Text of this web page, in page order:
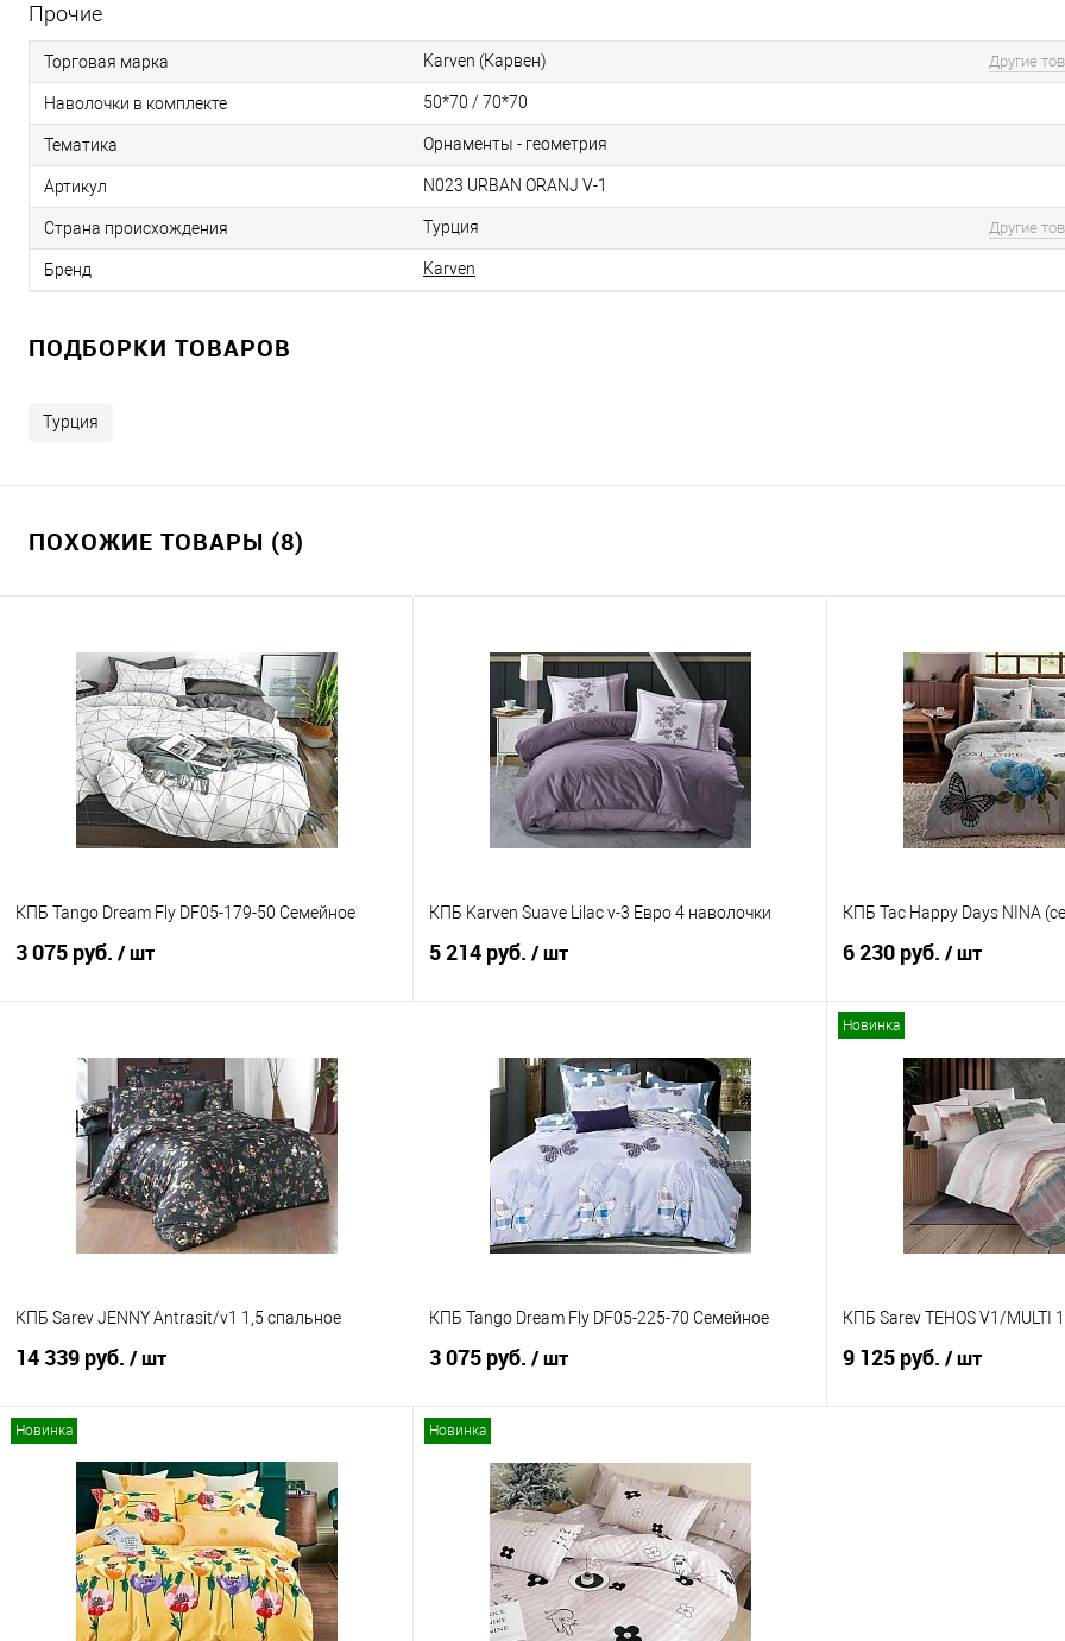
Прочие
Торговая марка Karven (Карвен) Другие
Наволочки в комплекте 50*70 / 70*70
Тематика Орнаменты - геометрия
Артикул N023 URBAN ORANJ V-1
Страна происхождения Турция Другие
Бренд Karven
ПОДБОРКИ ТОВАРОВ
Турция
ПОХОЖИЕ ТОВАРЫ (8)
КПБ Tango Dream Fly DF05-179-50 Семейное
3 075 руб. / шт
Купить в 1 клик
Сравнение
В избранное
В наличии
КПБ Karven Suave Lilac v-3 Евро 4 наволочки
5 214 руб. / шт
Купить в 1 клик
Сравнение
В избранное
В наличии
КПБ Tac Happy Days NINA
6 230 руб. / шт
Купить в 1 клик
В избранное
КПБ Sarev JENNY Antrasit/v1 1,5 спальное
14 339 руб. / шт
Купить в 1 клик
Сравнение
В избранное
В наличии
КПБ Tango Dream Fly DF05-225-70 Семейное
3 075 руб. / шт
Купить в 1 клик
Сравнение
В избранное
В наличии
Новинка
КПБ Sarev TEHOS V1/MULTI
9 125 руб. / шт
Новинка Новинка